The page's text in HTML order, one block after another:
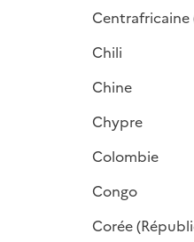
l
e
Centrafricaine
Chili
Chine
Chypre
Colombie
Congo
Corée